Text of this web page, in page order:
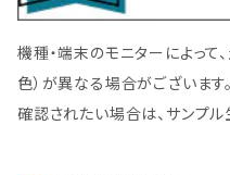
機種・端末のモニターによって
色）が異なる場合がございます。
確認されたい場合は、サンプル